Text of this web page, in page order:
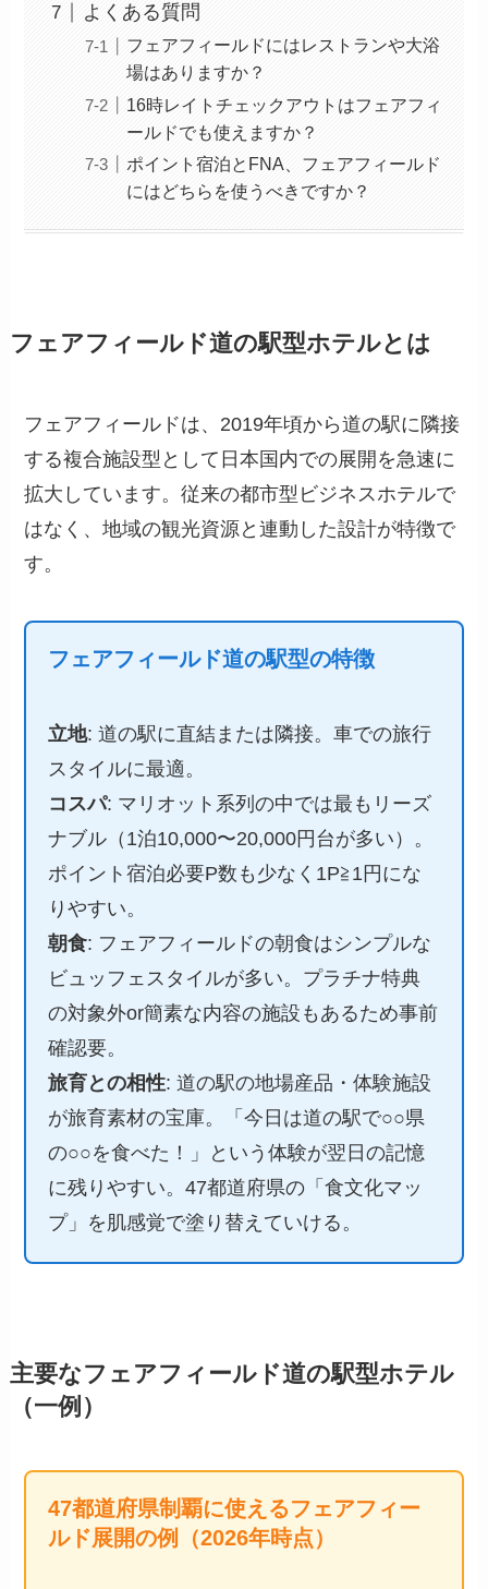
よくある質問
フェアフィールドにはレストランや大浴
場はありますか？
16時レイトチェックアウトはフェアフィ
ールドでも使えますか？
ポイント宿泊とFNA、フェアフィールド
にはどちらを使うべきですか？
フェアフィールド道の駅型ホテルとは
フェアフィールドは、2019年頃から道の駅に隣接
する複合施設型として日本国内での展開を急速に
拡大しています。従来の都市型ビジネスホテルで
はなく、地域の観光資源と連動した設計が特徴で
す。
フェアフィールド道の駅型の特徴
立地: 道の駅に直結または隣接。車での旅行
スタイルに最適。
コスパ: マリオット系列の中では最もリーズ
ナブル（1泊10,000〜20,000円台が多い）。
ポイント宿泊必要P数も少なく1P≧1円にな
りやすい。
朝食: フェアフィールドの朝食はシンプルな
ビュッフェスタイルが多い。プラチナ特典
の対象外or簡素な内容の施設もあるため事前
確認要。
旅育との相性: 道の駅の地場産品・体験施設
が旅育素材の宝庫。「今日は道の駅で○○県
の○○を食べた！」という体験が翌日の記憶
に残りやすい。47都道府県の「食文化マッ
プ」を肌感覚で塗り替えていける。
主要なフェアフィールド道の駅型ホテル
（一例）
47都道府県制覇に使えるフェアフィー
ルド展開の例（2026年時点）